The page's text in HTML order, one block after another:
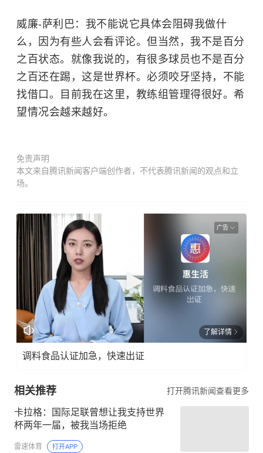
威廉-萨利巴：我不能说它具体会阻碍我做什
么，因为有些人会看评论。但当然，我不是百分
之百状态。就像我说的，有很多球员也不是百分
之百还在踢，这是世界杯。必须咬牙坚持，不能
找借口。目前我在这里，教练组管理得很好。希
望情况会越来越好。
免责声明
本文来自腾讯新闻客户端创作者，不代表腾讯新闻的观点和立
场。
广告
了解详情
调料食品认证加急，快速出证
相关推荐 打开腾讯新闻查看更多
卡拉格：国际足联曾想让我支持世界
杯两年一届，被我当场拒绝
雷速体育 打开APP